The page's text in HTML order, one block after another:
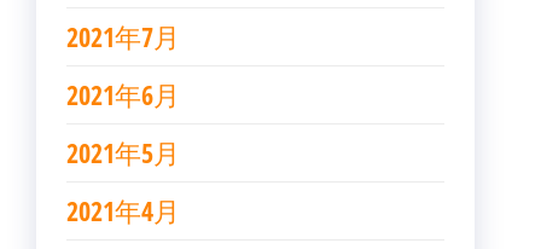
2021年7月
2021年6月
2021年5月
2021年4月